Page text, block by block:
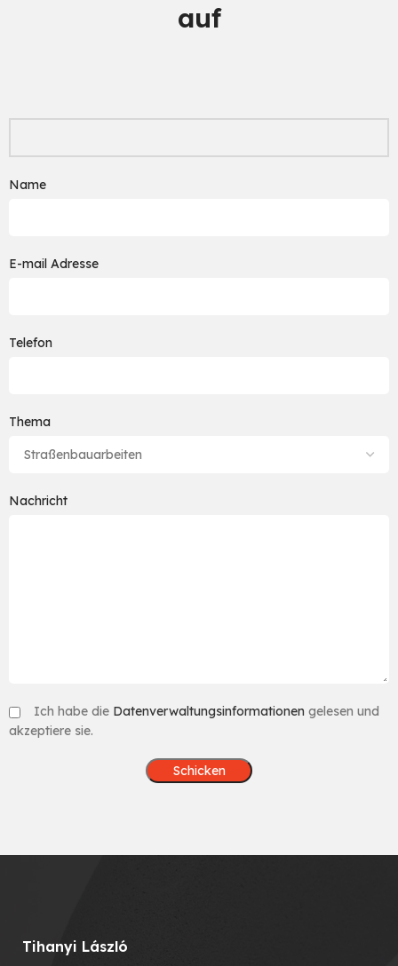
auf
Name
E-mail Adresse
Telefon
Thema
Nachricht
Ich habe die Datenverwaltungsinformationen gelesen und
akzeptiere sie.